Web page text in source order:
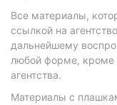
Все материалы,
ссылкой на
дальнейшему
любой форме, кроме
агентства.
Материалы с